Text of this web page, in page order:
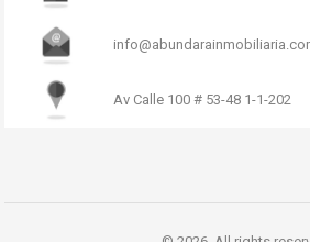
Av Calle 100 # 53-48 1-1-202